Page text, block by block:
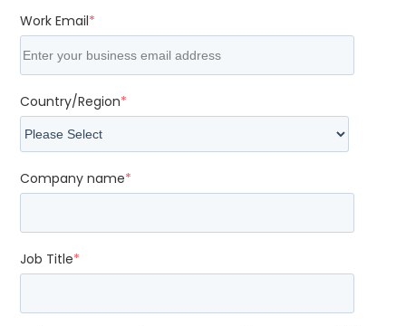
Work Email*
Country/Region*
Company name*
Job Title*